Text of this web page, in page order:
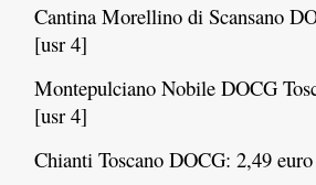
Cantina Morellino di Scansano
[usr 4]
Montepulciano Nobile DOCG
[usr 4]
Chianti Toscano DOCG: 2,49